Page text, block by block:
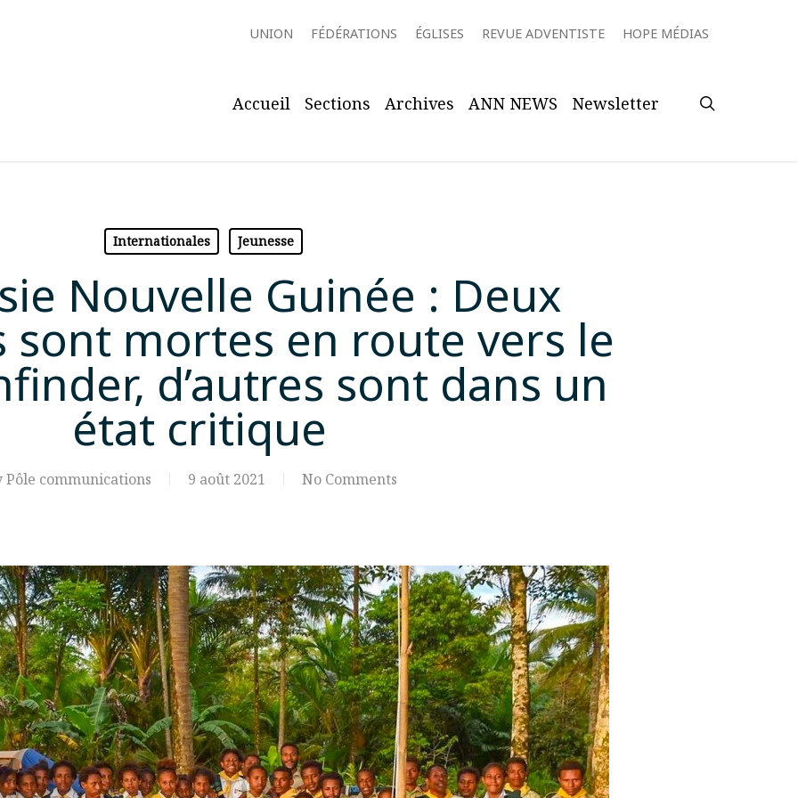
UNION FÉDÉRATIONS ÉGLISES REVUE ADVENTISTE HOPE MÉDIAS
Accueil Sections Archives ANN NEWS Newsletter
Internationales Jeunesse
Nouvelle Guinée : Deux
sont mortes en route vers le
d’autres sont dans un
état critique
Pôle communications 9 août 2021 No Comments